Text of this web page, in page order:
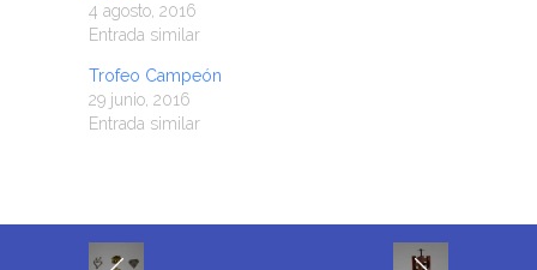
4 agosto, 2016
Entrada similar
Trofeo Campeón
29 junio, 2016
Entrada similar